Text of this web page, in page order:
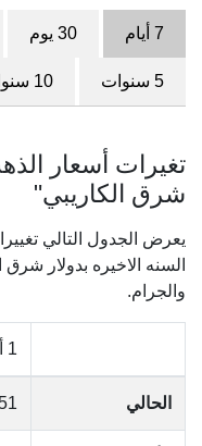
7 أيام 30 يوم
5 سنوات 10 سنوات
تغيرات أسعار
شرق الكاريبي"
يعرض الجدول التالي
والجرام.
1 أونصة
الحالي